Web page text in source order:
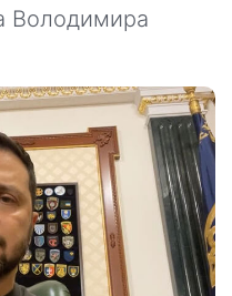
Володимира